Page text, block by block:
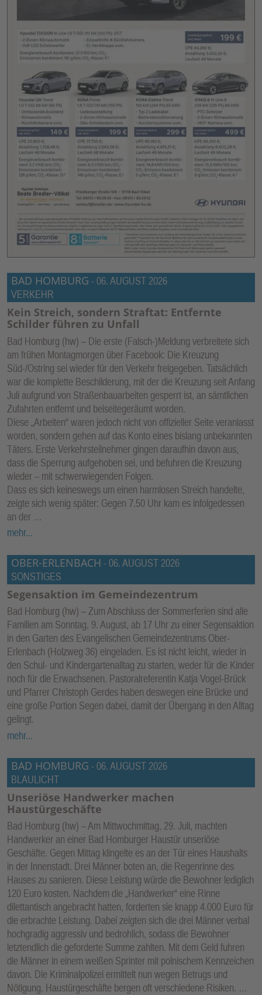
BAD HOMBURG - 06. AUGUST 2026
VERKEHR
Kein Streich, sondern Straftat: Entfernte
Schilder führen zu Unfall
Bad Homburg (hw) – Die erste (Falsch-)Meldung verbreitete sich
am frühen Montagmorgen über Facebook: Die Kreuzung
Süd-/Ostring sei wieder für den Verkehr freigegeben. Tatsächlich
war die komplette Beschilderung, mit der die Kreuzung seit Anfang
Juli aufgrund von Straßenbauarbeiten gesperrt ist, an sämtlichen
Zufahrten entfernt und beiseitegeräumt worden.
Diese „Arbeiten“ waren jedoch nicht von offizieller Seite veranlasst
worden, sondern gehen auf das Konto eines bislang unbekannten
Täters. Erste Verkehrsteilnehmer gingen daraufhin davon aus,
dass die Sperrung aufgehoben sei, und befuhren die Kreuzung
wieder – mit schwerwiegenden Folgen.
Dass es sich keineswegs um einen harmlosen Streich handelte,
zeigte sich wenig später: Gegen 7.50 Uhr kam es infolgedessen
an der …
mehr...
OBER-ERLENBACH - 06. AUGUST 2026
SONSTIGES
Segensaktion im Gemeindezentrum
Bad Homburg (hw) – Zum Abschluss der Sommerferien sind alle
Familien am Sonntag, 9. August, ab 17 Uhr zu einer Segensaktion
in den Garten des Evangelischen Gemeindezentrums Ober-
Erlenbach (Holzweg 36) eingeladen. Es ist nicht leicht, wieder in
den Schul- und Kindergartenalltag zu starten, weder für die Kinder
noch für die Erwachsenen. Pastoralreferentin Katja Vogel-Brück
und Pfarrer Christoph Gerdes haben deswegen eine Brücke und
eine große Portion Segen dabei, damit der Übergang in den Alltag
gelingt.
mehr...
BAD HOMBURG - 06. AUGUST 2026
BLAULICHT
Unseriöse Handwerker machen
Haustürgeschäfte
Bad Homburg (hw) – Am Mittwochmittag, 29. Juli, machten
Handwerker an einer Bad Homburger Haustür unseriöse
Geschäfte. Gegen Mittag klingelte es an der Tür eines Haushalts
in der Innenstadt. Drei Männer boten an, die Regenrinne des
Hauses zu sanieren. Diese Leistung würde die Bewohner lediglich
120 Euro kosten. Nachdem die „Handwerker“ eine Rinne
dilettantisch angebracht hatten, forderten sie knapp 4.000 Euro für
die erbrachte Leistung. Dabei zeigten sich die drei Männer verbal
hochgradig aggressiv und bedrohlich, sodass die Bewohner
letztendlich die geforderte Summe zahlten. Mit dem Geld fuhren
die Männer in einem weißen Sprinter mit polnischem Kennzeichen
davon. Die Kriminalpolizei ermittelt nun wegen Betrugs und
Nötigung. Haustürgeschäfte bergen oft verschiedene Risiken. …